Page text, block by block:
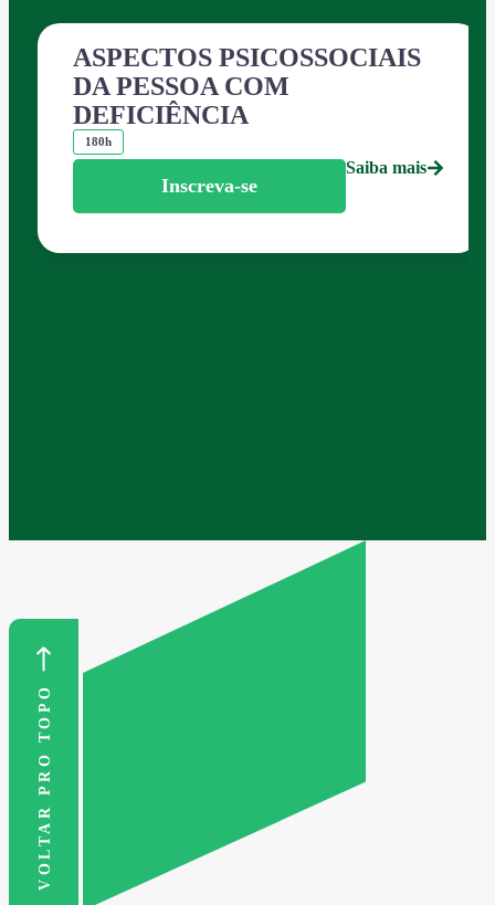
ASPECTOS PSICOSSOCIAIS
DA PESSOA COM
DEFICIÊNCIA
180h
Inscreva-se
Saiba mais
VOLTAR PRO TOPO